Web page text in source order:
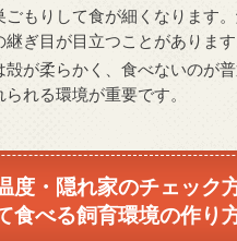
ごもりして食が細くなります
ぎ目が目立つことがあります
殻が柔らかく、食べないのが
れる環境が重要です。
度・隠れ家のチェック
食べる飼育環境の作り